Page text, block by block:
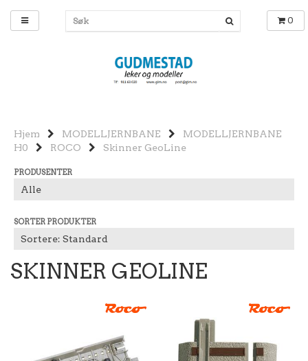
0
Hjem MODELLJERNBANE
MODELLJERNBANE
H0
ROCO Skinner GeoLine
PRODUSENTER
SORTER PRODUKTER
SKINNER GEOLINE